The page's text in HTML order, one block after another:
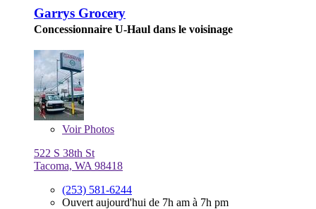
Garrys Grocery
Concessionnaire U-Haul dans le voisinage
VoirPhotos
522 S 38th St
Tacoma, WA 98418
(253) 581-6244
Ouvert aujourd'hui de 7h am à 7h pm